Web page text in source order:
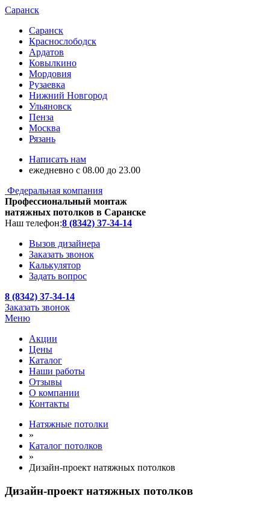
Саранск
Саранск
Краснослободск
Ардатов
Ковылкино
Мордовия
Рузаевка
Нижний Новгород
Ульяновск
Пенза
Москва
Рязань
Написать нам
ежедневно с 08.00 до 23.00
Федеральная компания
Профессиональный монтаж
натяжных потолков в Саранске
Наш телефон:8 (8342) 37-34-14
Вызов дизайнера
Заказать звонок
Калькулятор
Задать вопрос
8 (8342) 37-34-14
Заказать звонок
Меню
Акции
Цены
Каталог
Наши работы
Отзывы
О компании
Контакты
Натяжные потолки
»
Каталог потолков
»
Дизайн-проект натяжных потолков
Дизайн-проект натяжных потолков